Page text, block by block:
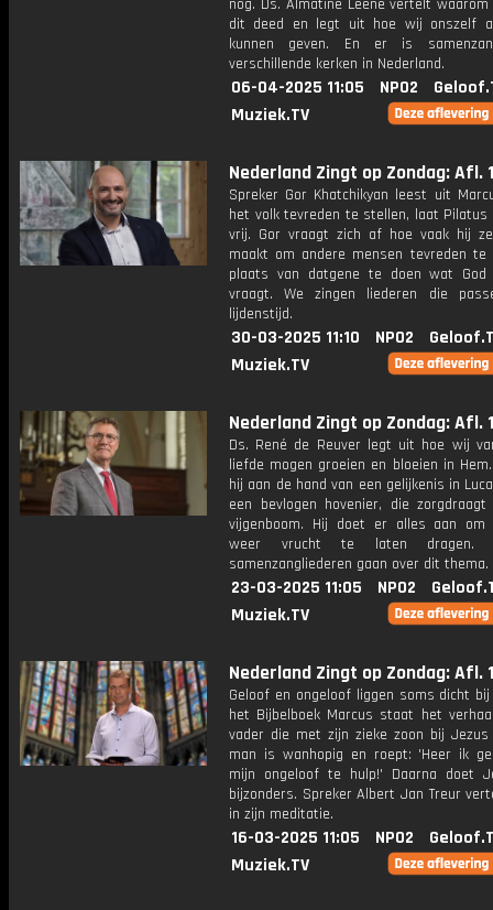
nog. Ds. Almatine Leene vertelt
dit deed en legt uit hoe wij onszelf
kunnen geven. En er is
verschillende kerken in Nederland.
06-04-2025 11:05 NPO2
Muziek.TV
Nederland Zingt op Zondag: Afl.
Spreker Gor Khatchikyan leest uit
het volk tevreden te stellen, laat Pilatus
vrij. Gor vraagt zich af hoe vaak hij
maakt om andere mensen tevreden
plaats van datgene te doen wat God
vraagt. We zingen liederen die
lijdenstijd.
30-03-2025 11:10 NPO2
Muziek.TV
Nederland Zingt op Zondag: Afl.
Ds. René de Reuver legt uit hoe wij
liefde mogen groeien en bloeien in
hij aan de hand van een gelijkenis in
een bevlogen hovenier, die
vijgenboom. Hij doet er alles aan om
weer vrucht te laten dragen.
samenzangliederen gaan over dit thema.
23-03-2025 11:05 NPO2
Muziek.TV
Nederland Zingt op Zondag: Afl.
Geloof en ongeloof liggen soms dicht
het Bijbelboek Marcus staat het
vader die met zijn zieke zoon bij Jezus
man is wanhopig en roept: 'Heer ik
mijn ongeloof te hulp!' Daarna doet
bijzonders. Spreker Albert Jan Treur
in zijn meditatie.
16-03-2025 11:05 NPO2
Muziek.TV